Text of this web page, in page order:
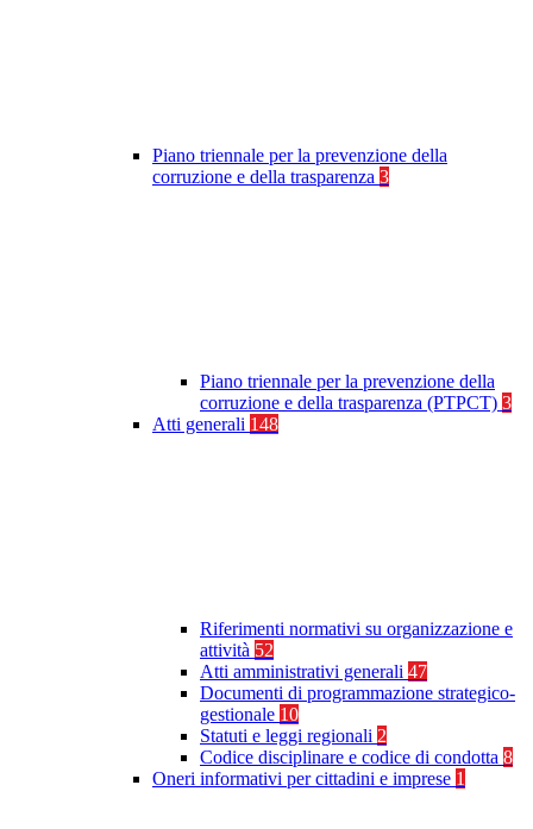
Piano triennale per la prevenzione della
corruzione e della trasparenza 3
Piano triennale per la prevenzione della
corruzione e della trasparenza (PTPCT) 3
Atti generali 148
Riferimenti normativi su organizzazione e
attività 52
Atti amministrativi generali 47
Documenti di programmazione strategico-
gestionale 10
Statuti e leggi regionali 2
Codice disciplinare e codice di condotta 8
Oneri informativi per cittadini e imprese 1